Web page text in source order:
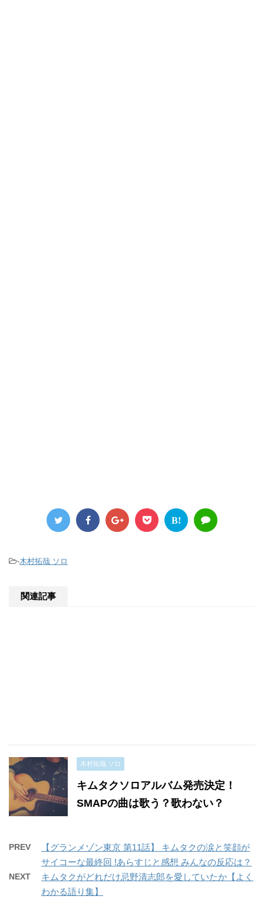
B!
-木村拓哉 ソロ
関連記事
木村拓哉 ソロ
キムタクソロアルバム発売決定！
SMAPの曲は歌う？歌わない？
PREV
【グランメゾン東京 第11話】 キムタクの涙と笑顔が
サイコーな最終回 !あらすじと感想 みんなの反応は？
NEXT
キムタクがどれだけ忌野清志郎を愛していたか【よく
わかる語り集】